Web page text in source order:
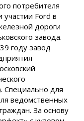
потребителя
Ford в
дороги
завода.
году завод
для
ведомственных
За основу